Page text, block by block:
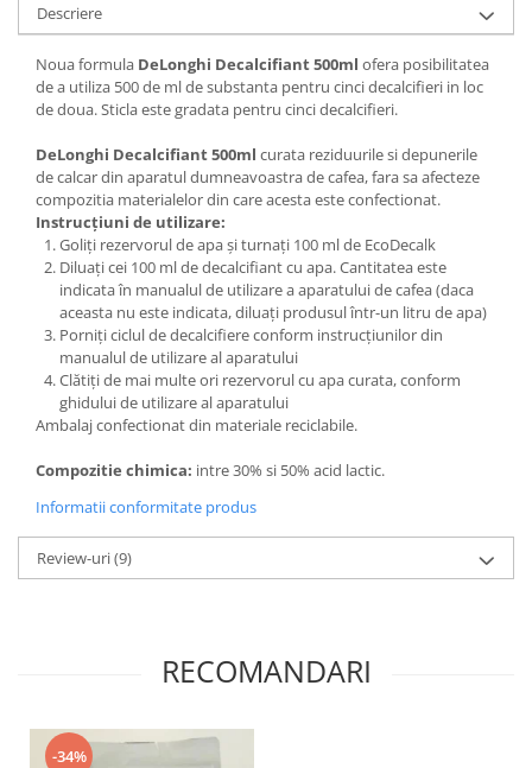
Descriere
Noua formula DeLonghi Decalcifiant 500ml ofera posibilitatea
de a utiliza 500 de ml de substanta pentru cinci decalcifieri in loc
de doua. Sticla este gradata pentru cinci decalcifieri.
DeLonghi Decalcifiant 500ml curata reziduurile si depunerile
de calcar din aparatul dumneavoastra de cafea, fara sa afecteze
compozitia materialelor din care acesta este confectionat.
Instrucțiuni de utilizare:
Goliți rezervorul de apa și turnați 100 ml de EcoDecalk
Diluați cei 100 ml de decalcifiant cu apa. Cantitatea este
indicata în manualul de utilizare a aparatului de cafea (daca
aceasta nu este indicata, diluați produsul într-un litru de apa)
Porniți ciclul de decalcifiere conform instrucțiunilor din
manualul de utilizare al aparatului
Clătiți de mai multe ori rezervorul cu apa curata, conform
ghidului de utilizare al aparatului
Ambalaj confectionat din materiale reciclabile.
Compozitie chimica: intre 30% si 50% acid lactic.
Informatii conformitate produs
Review-uri(9)
RECOMANDARI
-34%